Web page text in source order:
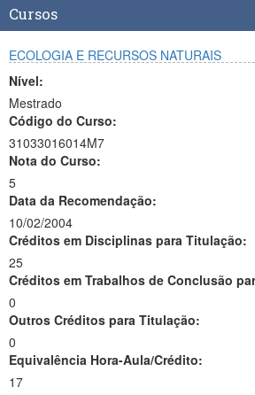
Cursos
ECOLOGIA E RECURSOS NATURAIS
Nível:
Mestrado
Código do Curso:
31033016014M7
Nota do Curso:
5
Data da Recomendação:
10/02/2004
Créditos em Disciplinas para Titulação:
25
Créditos em Trabalhos de Conclusão
0
Outros Créditos para Titulação:
0
Equivalência Hora-Aula/Crédito:
17